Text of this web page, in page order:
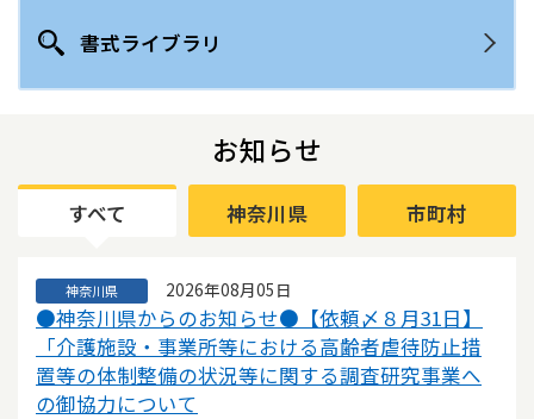
書式ライブラリ
お知らせ
すべて 神奈川県 市町村
神奈川県 2026年08月05日
●神奈川県からのお知らせ●【依頼〆８月31日】
「介護施設・事業所等における高齢者虐待防止措
置等の体制整備の状況等に関する調査研究事業へ
の御協力について